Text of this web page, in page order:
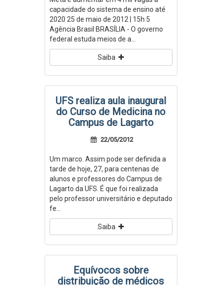
capacidade do sistema de ensino até
2020 25 de maio de 2012 | 15h 5
Agência Brasil BRASÍLIA - O governo
federal estuda meios de a...
Saiba
UFS realiza aula inaugural
do Curso de Medicina no
Campus de Lagarto
22/05/2012
Um marco. Assim pode ser definida a
tarde de hoje, 27, para centenas de
alunos e professores do Campus de
Lagarto da UFS. É que foi realizada
pelo professor universitário e deputado
fe...
Saiba
Equívocos sobre
distribuição de médicos